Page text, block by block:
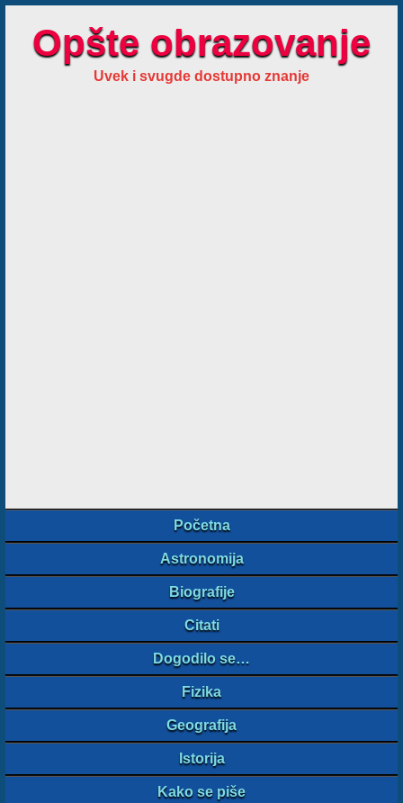
Opšte obrazovanje
Uvek i svugde dostupno znanje
Početna
Astronomija
Biografije
Citati
Dogodilo se…
Fizika
Geografija
Istorija
Kako se piše